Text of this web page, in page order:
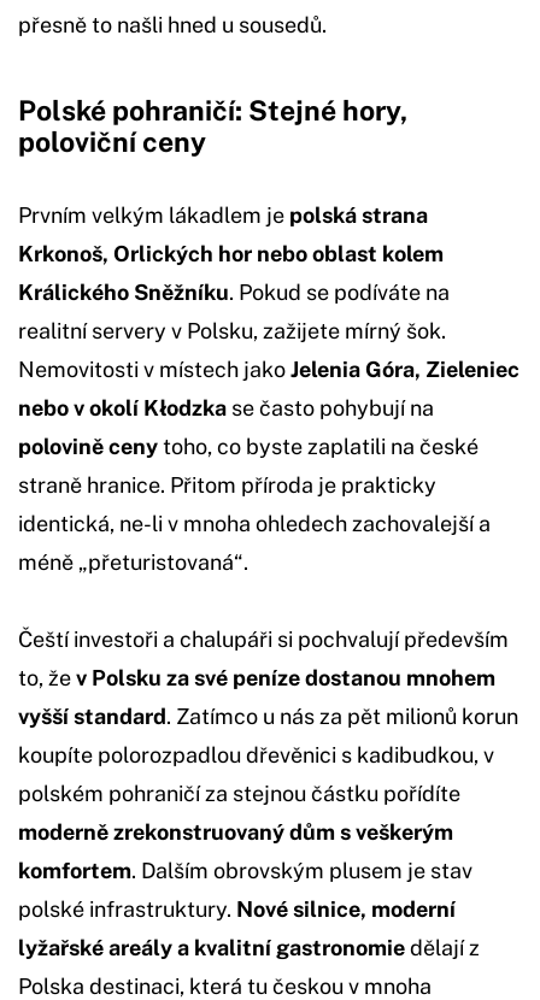
přesně to našli hned u sousedů.
Polské pohraničí: Stejné hory,
poloviční ceny
Prvním velkým lákadlem je polská strana
Krkonoš, Orlických hor nebo oblast kolem
Králického Sněžníku. Pokud se podíváte na
realitní servery v Polsku, zažijete mírný šok.
Nemovitosti v místech jakoJelenia Góra, Zieleniec
nebo v okolí Kłodzka se často pohybují na
polovině cenytoho, co byste zaplatili na české
straně hranice. Přitom příroda je prakticky
identická, ne-li v mnoha ohledech zachovalejší a
méně „přeturistovaná“.
Čeští investoři a chalupáři si pochvalují především
to, žev Polsku za své peníze dostanou mnohem
vyšší standard. Zatímco u nás za pět milionů korun
koupíte polorozpadlou dřevěnici s kadibudkou, v
polském pohraničí za stejnou částku pořídíte
moderně zrekonstruovaný dům s veškerým
komfortem. Dalším obrovským plusem je stav
polské infrastruktury. Nové silnice, moderní
lyžařské areály a kvalitní gastronomiedělají z
Polska destinaci, která tu českou v mnoha